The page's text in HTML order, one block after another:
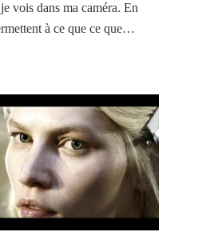
vois dans ma caméra. En
à ce que ce que…